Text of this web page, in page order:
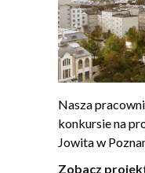
Nasza
konkursie na
Jowita w
Zobacz